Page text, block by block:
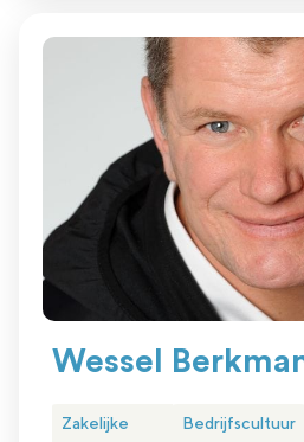
Wessel
Zakelijke
Bedrijfscultuur